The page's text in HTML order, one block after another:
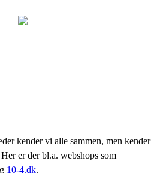
kender vi alle sammen, men kender
er der bl.a. webshops som
10-4.dk.